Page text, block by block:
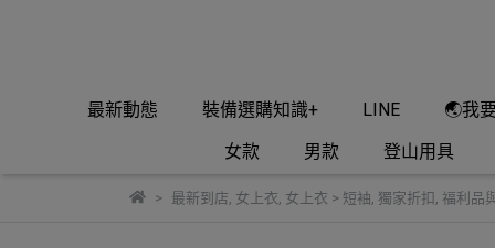
最新動態 裝備選購知識+ LINE
🌏我
女款
男款 登山用具
最新到店, 女上衣, 女上衣 > 短袖, 獨家折扣, 福利品